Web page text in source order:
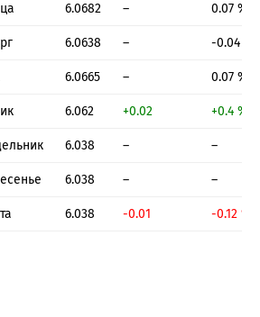
6.0682 – 0.07 %
6.0638 – -0.04 %
6.0665 – 0.07 %
6.062 +0.02 +0.4 %
6.038 – –
6.038 – –
6.038 -0.01 -0.12 %